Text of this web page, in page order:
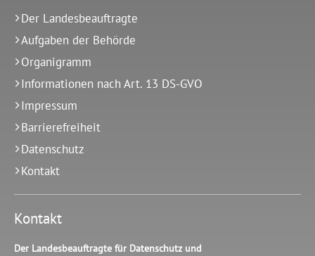
Der Landesbeauftragte
Aufgaben der Behörde
Organigramm
Informationen nach Art. 13 DS-GVO
Impressum
Barrierefreiheit
Datenschutz
Kontakt
Kontakt
Der Landesbeauftragte für Datenschutz und